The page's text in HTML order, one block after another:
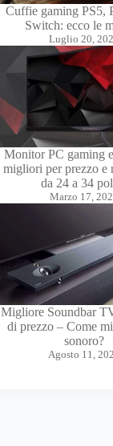
Cuffie gaming PS5,
Switch: ecco le
Luglio 20,
Monitor PC gaming
migliori per prezzo e
da 24 a 34
Marzo 17,
Migliore Soundbar
di prezzo – Come
sonoro?
Agosto 11,